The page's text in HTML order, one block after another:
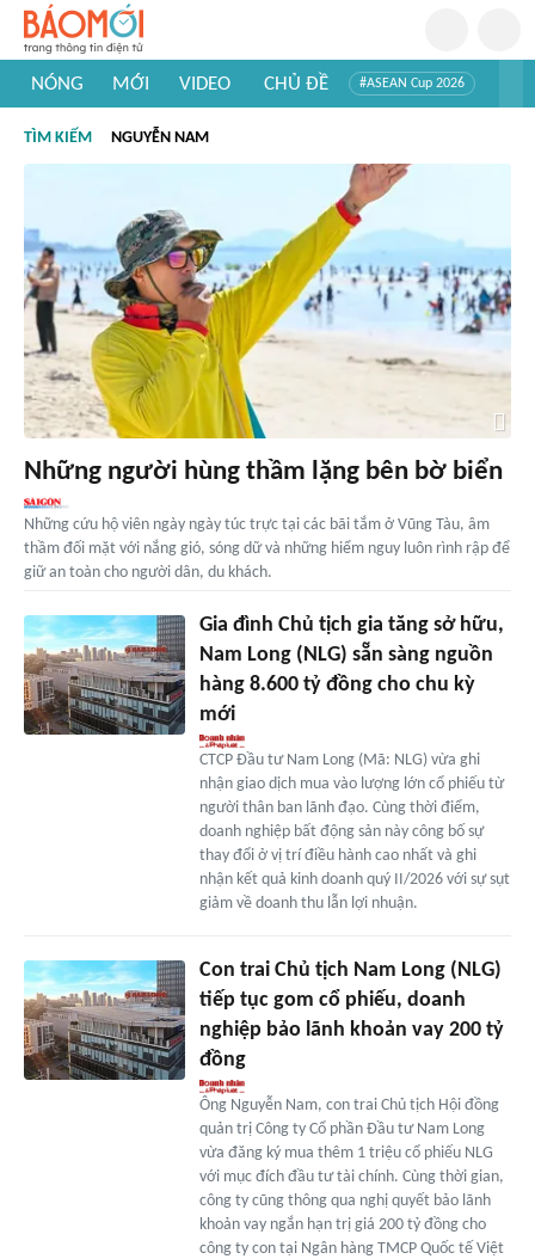
NÓNG MỚI VIDEO CHỦ ĐỀ #ASEAN Cup 2026
#Khám phá thế giới
TÌM KIẾM NGUYỄN NAM
Những người hùng thầm lặng bên bờ biển
Những cứu hộ viên ngày ngày túc trực tại các bãi tắm ở Vũng Tàu, âm
thầm đối mặt với nắng gió, sóng dữ và những hiểm nguy luôn rình rập để
giữ an toàn cho người dân, du khách.
Gia đình Chủ tịch gia tăng sở hữu,
Nam Long (NLG) sẵn sàng nguồn
hàng 8.600 tỷ đồng cho chu kỳ
mới
CTCP Đầu tư Nam Long (Mã: NLG) vừa ghi
nhận giao dịch mua vào lượng lớn cổ phiếu từ
người thân ban lãnh đạo. Cùng thời điểm,
doanh nghiệp bất động sản này công bố sự
thay đổi ở vị trí điều hành cao nhất và ghi
nhận kết quả kinh doanh quý II/2026 với sự sụt
giảm về doanh thu lẫn lợi nhuận.
Con trai Chủ tịch Nam Long (NLG)
tiếp tục gom cổ phiếu, doanh
nghiệp bảo lãnh khoản vay 200 tỷ
đồng
Ông Nguyễn Nam, con trai Chủ tịch Hội đồng
quản trị Công ty Cổ phần Đầu tư Nam Long
vừa đăng ký mua thêm 1 triệu cổ phiếu NLG
với mục đích đầu tư tài chính. Cùng thời gian,
công ty cũng thông qua nghị quyết bảo lãnh
khoản vay ngắn hạn trị giá 200 tỷ đồng cho
công ty con tại Ngân hàng TMCP Quốc tế Việt